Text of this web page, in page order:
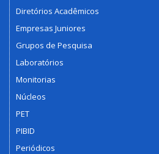
Diretórios Acadêmicos
Empresas Juniores
Grupos de Pesquisa
Laboratórios
Monitorias
Núcleos
PET
PIBID
Periódicos